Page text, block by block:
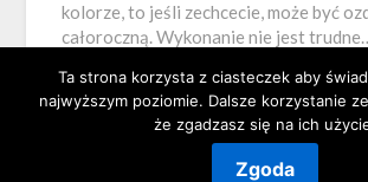
kolorze, to jeśli zechcecie, może być
całoroczną. Wykonanie nie jest
Ta strona korzysta z ciasteczek aby
najwyższym poziomie. Dalsze korzystanie
że zgadzasz się na ich
Zgoda